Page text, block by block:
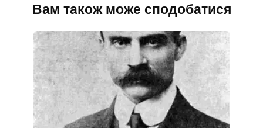
Вам також може сподобатися